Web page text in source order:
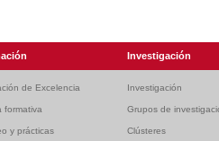
Investigación
de Excelencia Investigación
formativa Grupos de
y prácticas Clústeres